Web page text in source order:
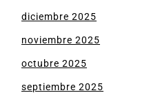
diciembre 2025
noviembre 2025
octubre 2025
septiembre 2025